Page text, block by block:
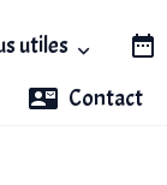
utiles
Contact